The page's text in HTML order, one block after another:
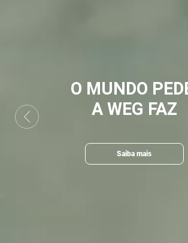
O MUNDO
A WEG FAZ
Saiba mais
Previous